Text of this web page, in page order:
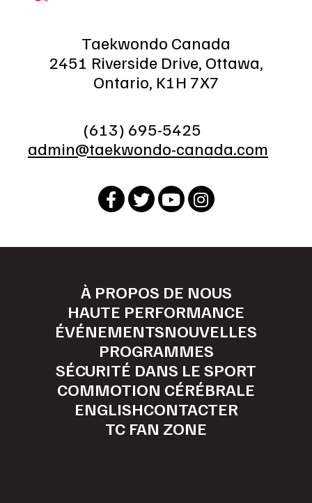
Taekwondo Canada
2451 Riverside Drive, Ottawa,
Ontario, K1H 7X7
(613) 695-5425
admin@taekwondo-canada.com
À PROPOS DE NOUS
HAUTE PERFORMANCE
ÉVÉNEMENTSNOUVELLES
PROGRAMMES
SÉCURITÉ DANS LE SPORT
COMMOTION CÉRÉBRALE
ENGLISHCONTACTER
TC FAN ZONE